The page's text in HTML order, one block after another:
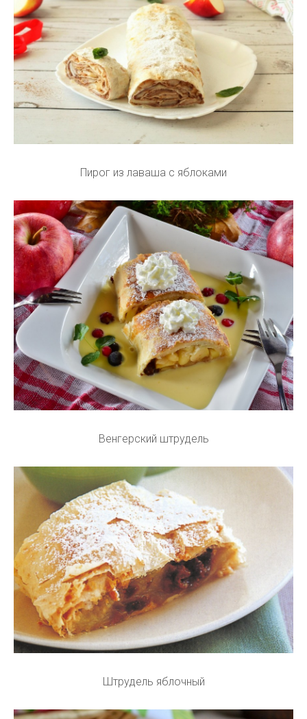
Пирог из лаваша с яблоками
Венгерский штрудель
Штрудель яблочный